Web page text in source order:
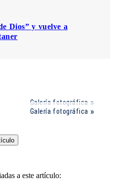
Dios” y vuelve a
Galería fotográfica
Galería fotográfica
a este artículo: